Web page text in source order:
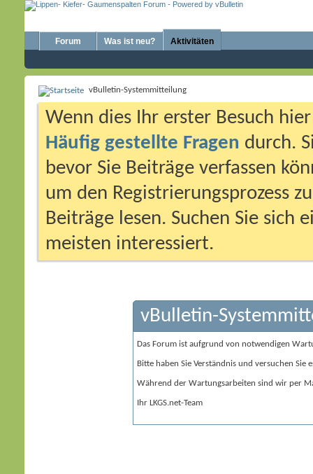
Forum Was ist neu? Aktivitäten
vBulletin-Systemmitteilung
Wenn dies Ihr erster Besuch
Häufig gestellte Fragen durch.
bevor Sie Beiträge verfassen
um den Registrierungsprozess
Beiträge lesen. Suchen Sie sich
meisten interessiert.
vBulletin-
Das Forum ist aufgrund von notwendigen
Bitte haben Sie Verständnis und versuchen Sie
Während der Wartungsarbeiten sind wir per
Ihr LKGS.net-Team